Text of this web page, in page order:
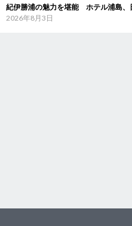
紀伊勝浦の魅力を堪能 ホテル浦島、
2026年8月3日